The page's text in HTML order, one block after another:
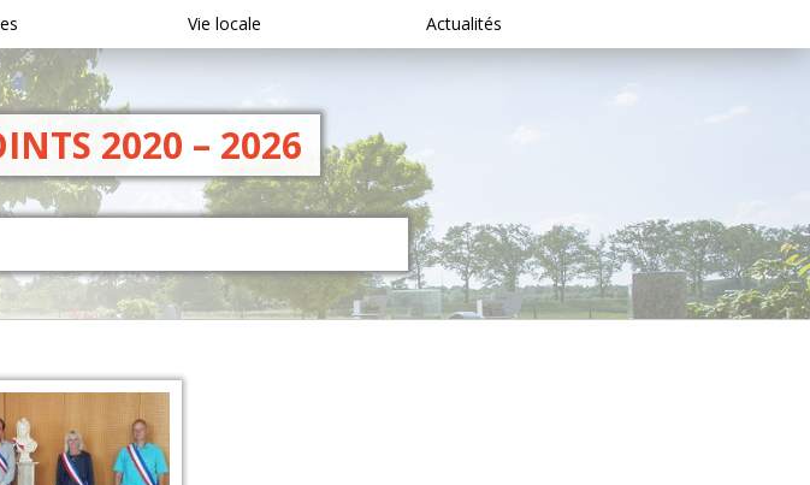
Vie locale Actualités
2020 – 2026